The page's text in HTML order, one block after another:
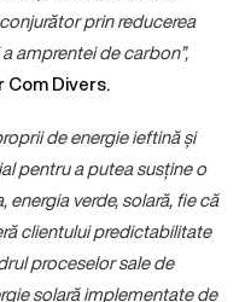
prin reducerea
amprentei de carbon”,
Com Divers.
de energie ieftină și
pentru a putea susține o
verde, solară, fie că
clientului predictabilitate
proceselor sale de
solară implementate de